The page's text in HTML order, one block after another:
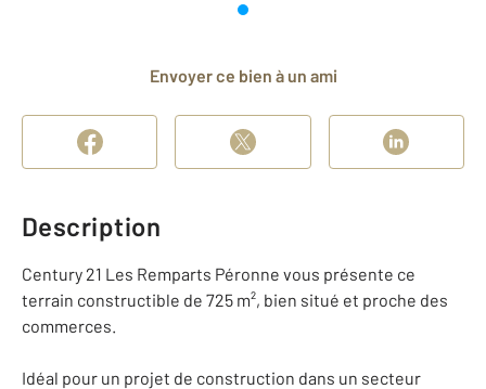
Envoyer ce bien à un ami
Description
Century 21 Les Remparts Péronne vous présente ce
terrain constructible de 725 m², bien situé et proche des
commerces.
Idéal pour un projet de construction dans un secteur